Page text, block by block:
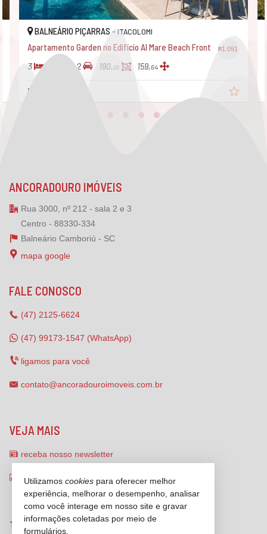
Espaço Zen
#1.091
BALNEÁRIO PIÇARRAS - ITACOLOMI
Apartamento Garden no Edifício Al Mare Beach Front
3 2 190, 00 159,64
R$ 2.506.372,
ANCORADOURO IMÓVEIS
Rua 3000, nº 212 - sala 2 e 3
Centro - 88330-334
Balneário Camboriú - SC
mapa google
FALE CONOSCO
(47) 2125-6624
(47) 99173-1547 (WhatsApp)
ligamos para você
contato@ancoradouroimoveis.com.br
VEJA MAIS
receba nosso newsletter
indicadores financeiros
cadastre seu imóvel
imóveis favoritos
Utilizamos cookies para oferecer melhor
experiência, melhorar o desempenho, analisar
como você interage em nosso site e gravar
informações coletadas por meio de
formulários.